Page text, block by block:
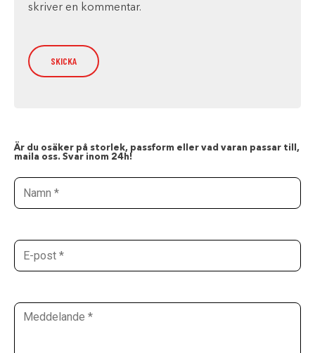
skriver en kommentar.
Är du osäker på storlek, passform eller vad varan passar till,
maila oss. Svar inom 24h!